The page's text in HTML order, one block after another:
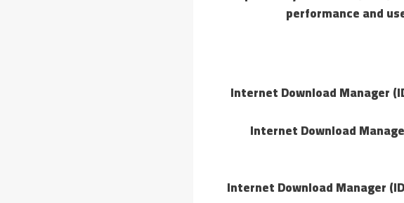
performance and
Internet Download Manager
Internet Download
Internet Download Manager